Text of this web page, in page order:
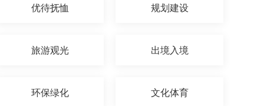
优待抚恤 规划建设
旅游观光 出境入境
环保绿化 文化体育